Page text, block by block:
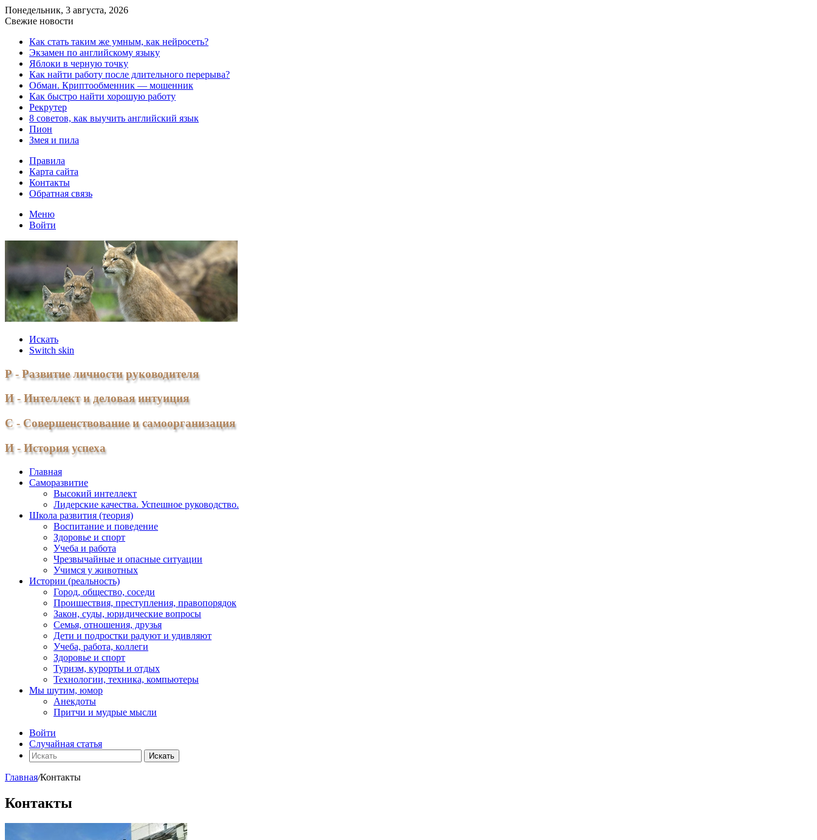
Понедельник, 3 августа, 2026
Свежие новости
Как стать таким же умным, как нейросеть?
Экзамен по английскому языку
Яблоки в черную точку
Как найти работу после длительного перерыва?
Обман. Криптообменник — мошенник
Как быстро найти хорошую работу
Рекрутер
8 советов, как выучить английский язык
Пион
Змея и пила
Правила
Карта сайта
Контакты
Обратная связь
Меню
Войти
Искать
Switch skin
Р - Развитие личности руководителя
И - Интеллект и деловая интуиция
С - Совершенствование и самоорганизация
И - История успеха
Главная
Саморазвитие
Высокий интеллект
Лидерские качества. Успешное руководство.
Школа развития (теория)
Воспитание и поведение
Здоровье и спорт
Учеба и работа
Чрезвычайные и опасные ситуации
Учимся у животных
Истории (реальность)
Город, общество, соседи
Проишествия, преступления, правопорядок
Закон, суды, юридические вопросы
Семья, отношения, друзья
Дети и подростки радуют и удивляют
Учеба, работа, коллеги
Здоровье и спорт
Туризм, курорты и отдых
Технологии, техника, компьютеры
Мы шутим, юмор
Анекдоты
Притчи и мудрые мысли
Войти
Случайная статья
Искать
Главная/Контакты
Контакты